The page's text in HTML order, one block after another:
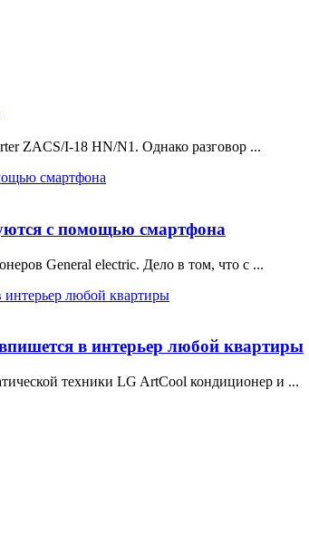
ZACS/I-18 HN/N1. Однако разговор ...
с помощью смартфона
General electric. Дело в том, что с ...
в интерьер любой квартиры
техники LG ArtCool кондиционер и ...